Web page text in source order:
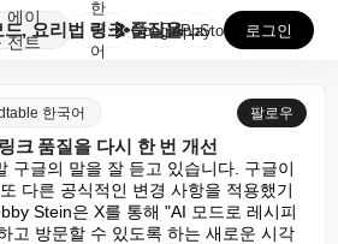
에이
전트
구글 AI 모드, 요리법 링크 품질을 다시 한 번 개선
한
국
어
GooglePlay
AppStore 로그인
한국어 팔로우
크 품질을 다시 한 번 개선
구글의 말을 잘 듣고 있습니다. 구글이
다른 공식적인 변경 사항을 적용했기
Stein은 X를 통해 "AI 모드로 레시피
고 방문할 수 있도록 하는 새로운 시각